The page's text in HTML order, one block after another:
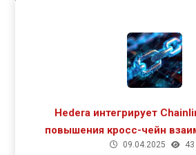
Hedera интегрирует
повышения кросс-чейн
роста DeFi
09.04.2025 43